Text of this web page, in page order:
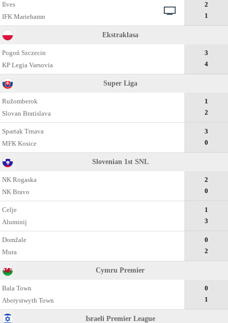
Ilves
IFK Mariehamn
2
1
Ekstraklasa
Pogoń Szczecin
KP Legia Varsovia
3
4
Super Liga
Ružomberok
Slovan Bratislava
1
2
Spartak Trnava
MFK Kosice
3
0
Slovenian 1st SNL
NK Rogaska
NK Bravo
2
0
Celje
Aluminij
1
3
Domžale
Mura
0
2
Cymru Premier
Bala Town
Aberystwyth Town
0
1
Israeli Premier League